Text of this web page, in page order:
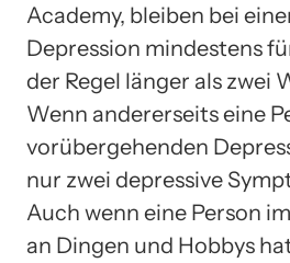
Academy, bleiben bei
Depression mindestens
der Regel länger als zwei
Wenn andererseits eine
vorübergehenden
nur zwei depressive
Auch wenn eine Person
an Dingen und Hobbys